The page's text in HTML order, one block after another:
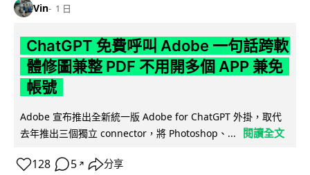
Vin 1 日
ChatGPT 免費呼叫 Adobe 一句話跨軟
體修圖兼整 PDF 不用開多個 APP 兼免
帳號
Adobe 宣布推出全新統一版 Adobe for ChatGPT 外掛，取代
去年推出三個獨立 connector，將 Photoshop、...
閱讀全文
128 5 ↗ 分享